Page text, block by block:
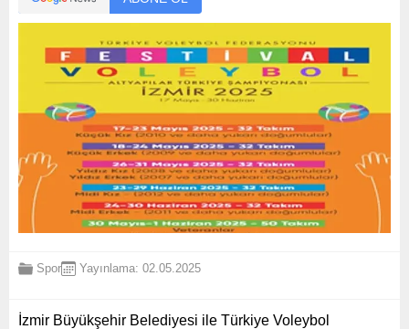
Spor Yayınlama: 02.05.2025
İzmir Büyükşehir Belediyesi ile Türkiye Voleybol